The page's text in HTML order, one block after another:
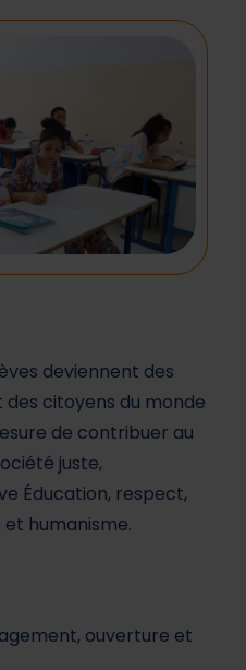
deviennent des
citoyens du monde
de contribuer au
juste,
Éducation, respect,
humanisme.
ouverture et